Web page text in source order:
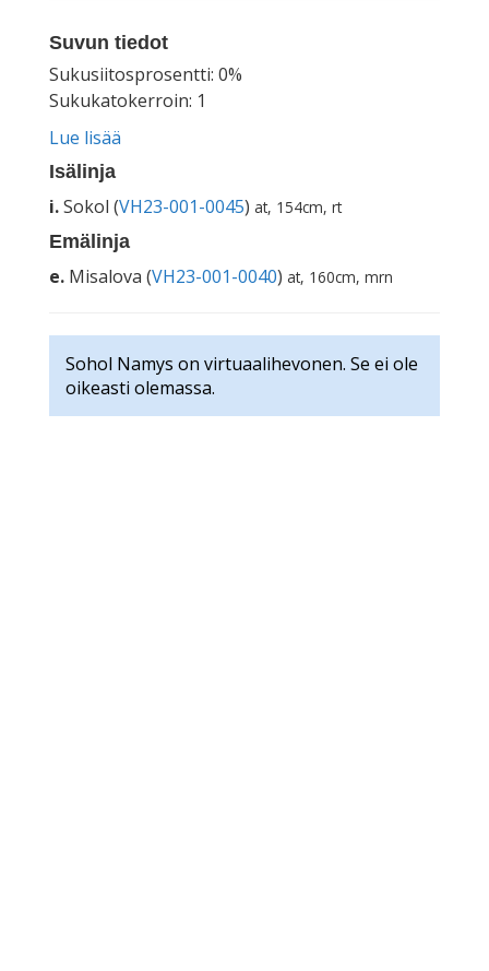
Suvun tiedot
Sukusiitosprosentti: 0%
Sukukatokerroin: 1
Lue lisää
Isälinja
i.Sokol (VH23-001-0045) at, 154cm, rt
Emälinja
e. Misalova (VH23-001-0040) at, 160cm, mrn
Sohol Namys on virtuaalihevonen. Se ei ole
oikeasti olemassa.